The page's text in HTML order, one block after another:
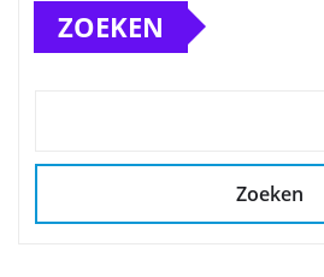
ZOEKEN
Zoeken